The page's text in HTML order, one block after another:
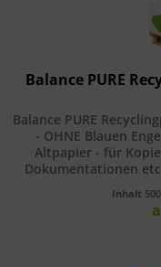
Balance PURE
Balance PURE
- OHNE Blauen
Altpapier - für
Dokumentationen
Inhalt